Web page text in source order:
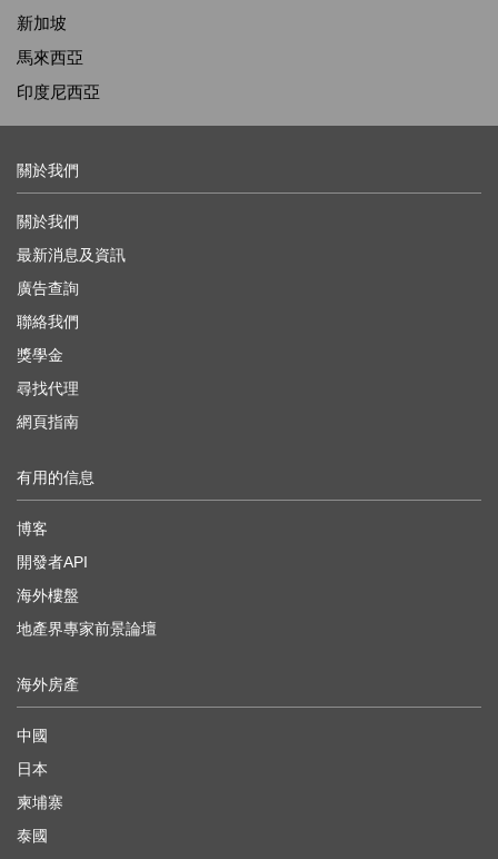
新加坡
馬來西亞
印度尼西亞
關於我們
關於我們
最新消息及資訊
廣告查詢
聯絡我們
獎學金
尋找代理
網頁指南
有用的信息
博客
開發者API
海外樓盤
地產界專家前景論壇
海外房產
中國
日本
柬埔寨
泰國